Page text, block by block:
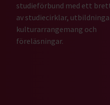
studieförbund med ett
av studiecirklar,
kulturarrangemang och
föreläsningar.